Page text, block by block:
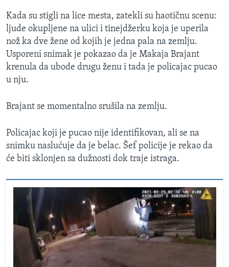
Kada su stigli na lice mesta, zatekli su haotičnu scenu:
ljude okupljene na ulici i tinejdžerku koja je uperila
nož ka dve žene od kojih je jedna pala na zemlju.
Usporeni snimak je pokazao da je Makaja Brajant
krenula da ubode drugu ženu i tada je policajac pucao
u nju.
Brajant se momentalno srušila na zemlju.
Policajac koji je pucao nije identifikovan, ali se na
snimku naslućuje da je belac. Šef policije je rekao da
će biti sklonjen sa dužnosti dok traje istraga.